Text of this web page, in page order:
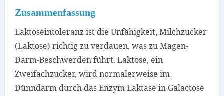
Zusammenfassung
Laktoseintoleranz ist die Unfähigkeit, Milchzucker
(Laktose) richtig zu verdauen, was zu Magen-
Darm-Beschwerden führt. Laktose, ein
Zweifachzucker, wird normalerweise im
Dünndarm durch das Enzym Laktase in Galactose